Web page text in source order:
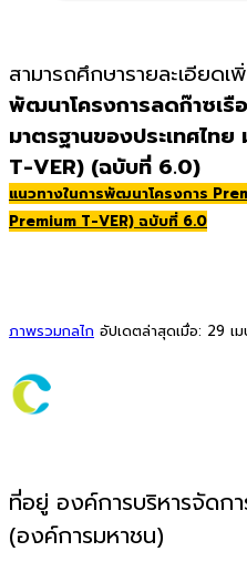
สามารถศึกษารายละเอียดเ
พัฒนาโครงการลดก๊าซเรื
มาตรฐานของประเทศไท
T-VER) (ฉบับที่ 6.0)
แนวทางในการพัฒนาโครงการ
Premium T-VER) ฉบับที่ 6.0
ภาพรวมกลไก อัปเดตล่าสุดเมื่อ: 29 เ
ที่อยู่ องค์การบริหารจัดกา
(องค์การมหาชน)